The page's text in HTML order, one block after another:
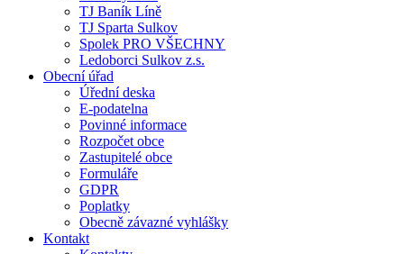
TJ Baník Líně
TJ Sparta Sulkov
Spolek PRO VŠECHNY
Ledoborci Sulkov z.s.
Obecní úřad
Úřední deska
E-podatelna
Povinné informace
Rozpočet obce
Zastupitelé obce
Formuláře
GDPR
Poplatky
Obecně závazné vyhlášky
Kontakt